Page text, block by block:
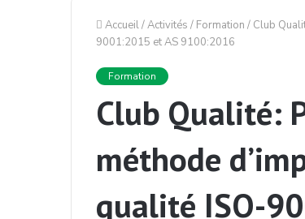
Accueil/Activités / Formation / Club
9001:2015 et AS 9100:2016
Formation
Club Qualité:
méthode
qualité ISO-